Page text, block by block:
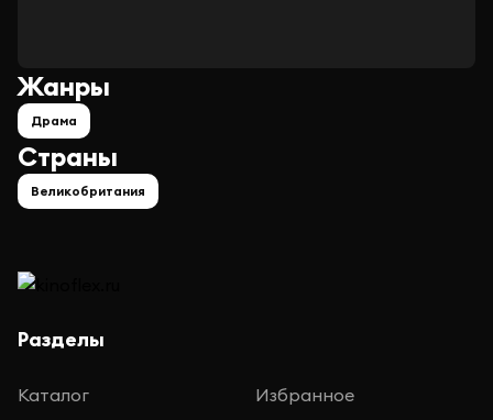
Страны
Великобритания
Жанры
Драма
Разделы
Каталог Избранное